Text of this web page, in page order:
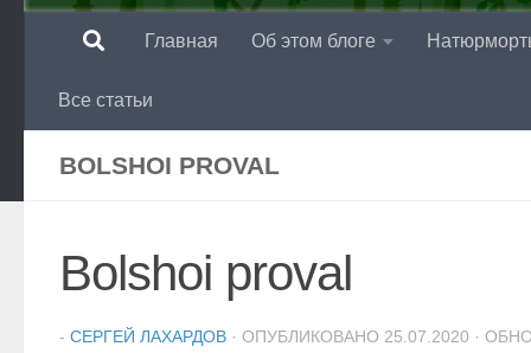
Главная Об этом блоге
Все статьи
BOLSHOI PROVAL
Bolshoi proval
- СЕРГЕЙ ЛАХАРДОВ · ОПУБЛИКОВАНО 25.07.2020 ·